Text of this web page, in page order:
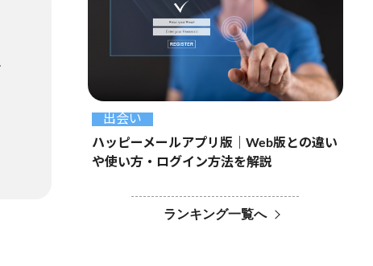
出会い
ハッピーメールアプリ版｜Web版との違い
や使い方・ログイン方法を解説
ランキング一覧へ